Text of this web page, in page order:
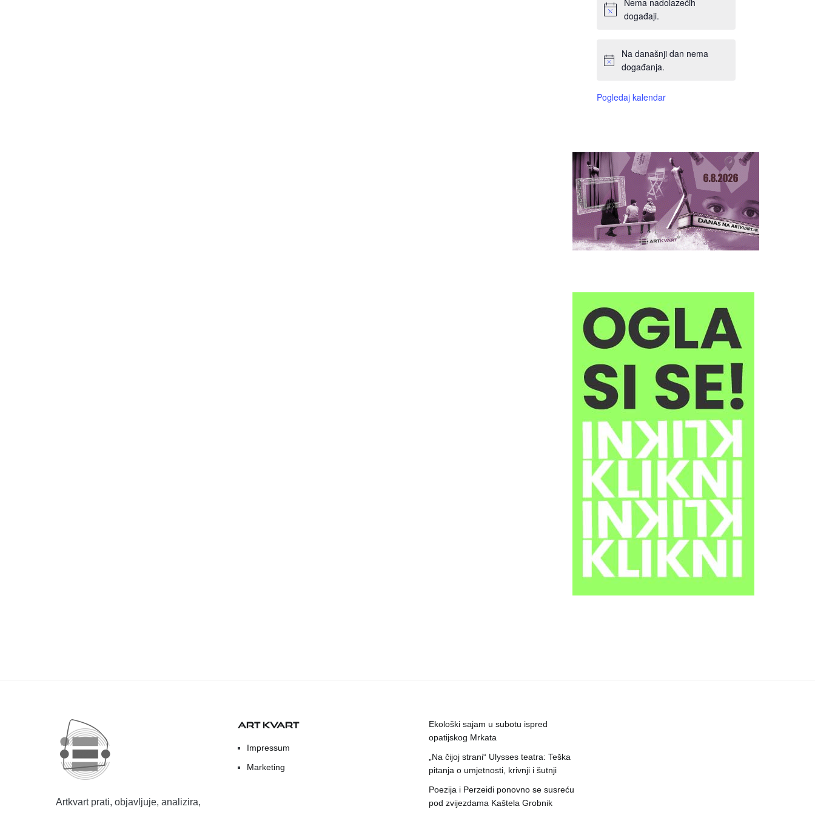
Nema nadolazećih
događaji.
Na današnji dan nema
događanja.
Pogledaj kalendar
Artkvart prati, objavljuje, analizira,
ART KVART
Impressum
Marketing
Ekološki sajam u subotu ispred
opatijskog Mrkata
„Na čijoj strani“ Ulysses teatra: Teška
pitanja o umjetnosti, krivnji i šutnji
Poezija i Perzeidi ponovno se susreću
pod zvijezdama Kaštela Grobnik